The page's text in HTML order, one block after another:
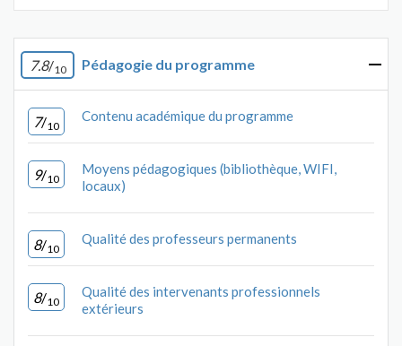
7.8/10 Pédagogie du programme
7/10
Contenu académique du programme
9/10
Moyens pédagogiques (bibliothèque, WIFI,
locaux)
8/10
Qualité des professeurs permanents
8/10
Qualité des intervenants professionnels
extérieurs